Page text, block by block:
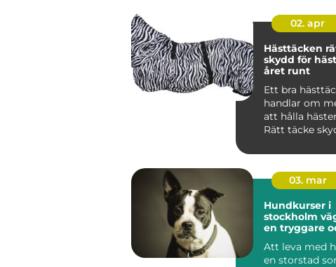
02. apr
Hästtäcken rätt
skydd för
året runt
Ett bra
handlar om
att hålla
Rätt täcke
oc...
03. mar
Hundkurser i
stockholm vägen till
en tryggare
Att leva med
en storstad